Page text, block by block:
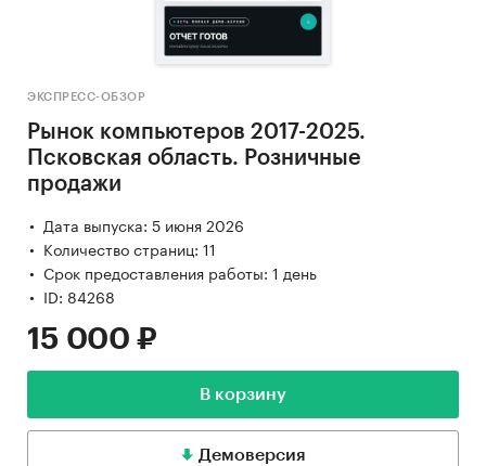
ЭКСПРЕСС-ОБЗОР
Рынок компьютеров 2017-2025.
Псковская область. Розничные
продажи
Дата выпуска: 5 июня 2026
Количество страниц: 11
Срок предоставления работы: 1 день
ID: 84268
15 000 ₽
В корзину
Демоверсия